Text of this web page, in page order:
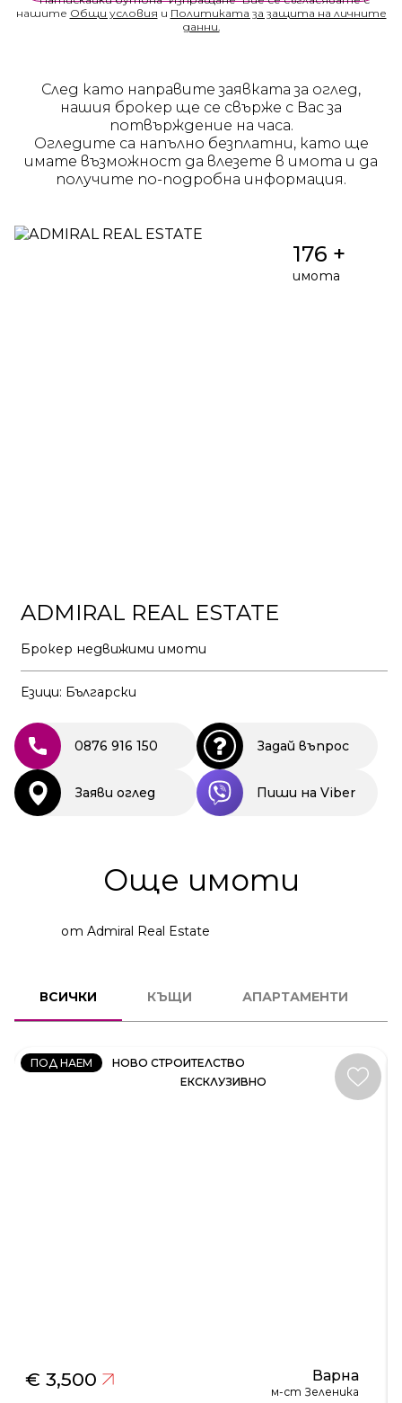
нашите Общи условия и Политиката за защита на личните
данни.
След като направите заявката за оглед,
нашия брокер ще се свърже с Вас за
потвърждение на часа.
Огледите са напълно безплатни, като ще
имате възможност да влезете в имота и да
получите по-подробна информация.
176 +
имота
ADMIRAL REAL ESTATE
Брокер недвижими имоти
Езици: Български
0876 916 150 Задай въпрос
Заяви оглед Пиши на Viber
Още имоти
от Admiral Real Estate
ВСИЧКИ КЪЩИ АПАРТАМЕНТИ
ПОД НАЕМ
НОВО СТРОИТЕЛСТВО
ЕКСКЛУЗИВНО
КЪЩА
КОД:
35414
€ 3,500 Варна
м-ст Зеленика